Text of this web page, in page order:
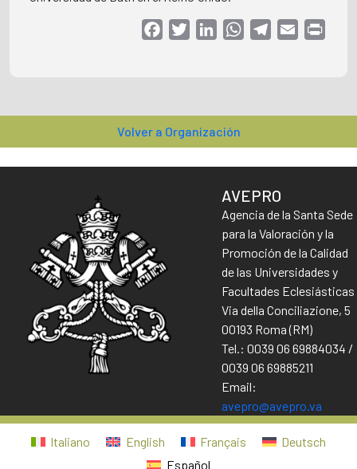
FacebookTwitterLinkedInWhatsAppTelegram
Email
Volver a Organización
AVEPRO
Agencia de la Santa Sede
para la Valoración y la
Promoción de la Calidad
de las Universidades y
Facultades Eclesiásticas
Via della Conciliazione, 5
00193 Roma (RM)
Tel.: 0039 06 69884034 /
0039 06 69885211
Email:
avepro@avepro.va
Italiano English Français
Deutsch
Español